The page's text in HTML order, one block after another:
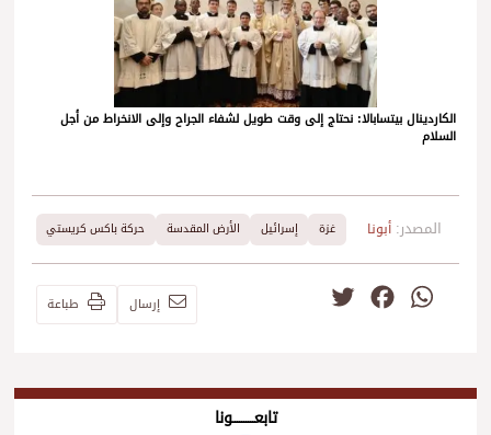
الكاردينال بيتسابالا: نحتاج إلى وقت طويل لشفاء الجراح وإلى الانخراط من أجل
السلام
المصدر: أبونا غزة إسرائيل الأرض المقدسة حركة باكس كريستي
WhatsApp
Facebook إرسال طباعة
تابعــــــــــونا